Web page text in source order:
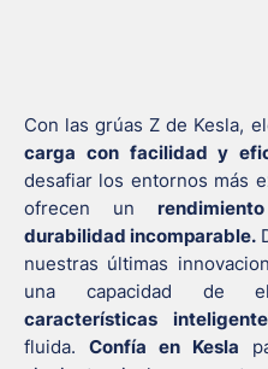
Con las grúas Z de Kesla,
carga con facilidad y
desafiar los entornos más
ofrecen un
durabilidad incomparable.
nuestras últimas
una capacidad de
características
fluida.Confía en Kesla